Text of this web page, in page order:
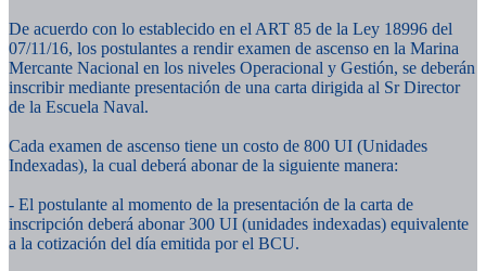
De acuerdo con lo establecido en el ART 85 de la Ley 18996 del
07/11/16, los postulantes a rendir examen de ascenso en la Marina
Mercante Nacional en los niveles Operacional y Gestión, se deberán
inscribir mediante presentación de una carta dirigida al Sr Director
de la Escuela Naval.
Cada examen de ascenso tiene un costo de 800 UI (Unidades
Indexadas), la cual deberá abonar de la siguiente manera:
- El postulante al momento de la presentación de la carta de
inscripción deberá abonar 300 UI (unidades indexadas) equivalente
a la cotización del día emitida por el BCU.